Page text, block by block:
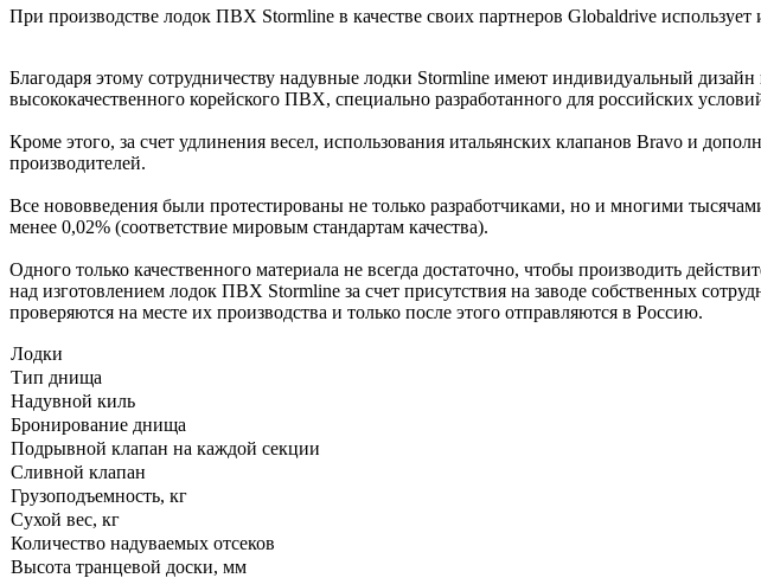
При производстве лодок ПВХ Stormline в качестве своих партнеров Globaldrive
Благодаря этому сотрудничеству надувные лодки Stormline имеют индивидуальный
высококачественного корейского ПВХ, специально разработанного для российских
Кроме этого, за счет удлинения весел, использования итальянских клапанов Bravo и
производителей.
Все нововведения были протестированы не только разработчиками, но и многими
менее 0,02% (соответствие мировым стандартам качества).
Одного только качественного материала не всегда достаточно, чтобы производить
над изготовлением лодок ПВХ Stormline за счет присутствия на заводе собственных
проверяются на месте их производства и только после этого отправляются в Россию.
Лодки
Тип днища
Надувной киль
Бронирование днища
Подрывной клапан на каждой секции
Сливной клапан
Грузоподъемность, кг
Сухой вес, кг
Количество надуваемых отсеков
Высота транцевой доски, мм